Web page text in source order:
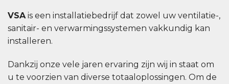
VSAis een installatiebedrijf dat zowel uw ventilatie-,
sanitair- en verwarmingssystemen vakkundig kan
installeren.
Dankzij onze vele jaren ervaring zijn wij in staat om
u te voorzien van diverse totaaloplossingen. Om de